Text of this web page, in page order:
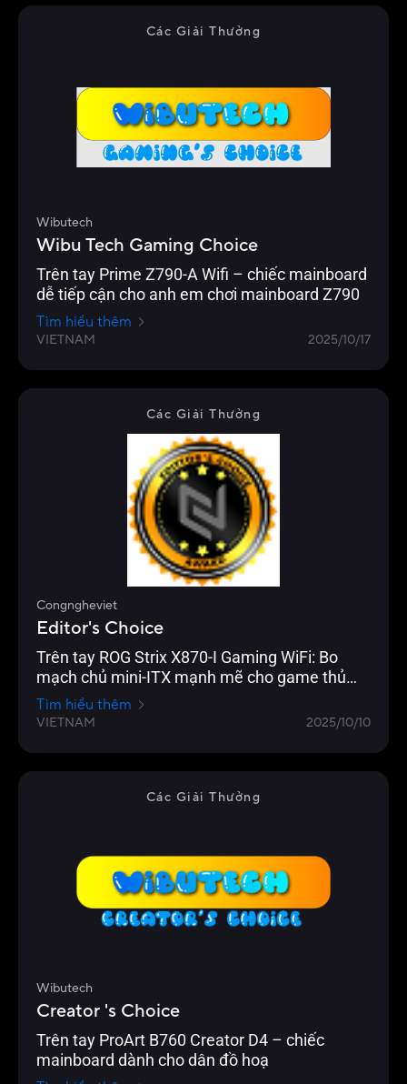
Các Giải Thưởng
Wibutech
Wibu Tech Gaming Choice
Trên tay Prime Z790-A Wifi – chiếc mainboard
dễ tiếp cận cho anh em chơi mainboard Z790
Tìm hiểu thêm
VIETNAM 2025/10/17
Các Giải Thưởng
Congngheviet
Editor's Choice
Trên tay ROG Strix X870-I Gaming WiFi: Bo
mạch chủ mini-ITX mạnh mẽ cho game thủ
yêu cầu cao
Tìm hiểu thêm
VIETNAM 2025/10/10
Các Giải Thưởng
Wibutech
Creator 's Choice
Trên tay ProArt B760 Creator D4 – chiếc
mainboard dành cho dân đồ hoạ